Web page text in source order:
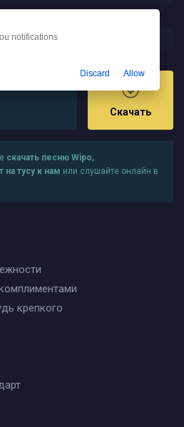
06 20:09:01
Скачать
скачать песню Wipo,
на тусу к нам или слушайте онлайн в
крепкого
notifications
Discard Allow